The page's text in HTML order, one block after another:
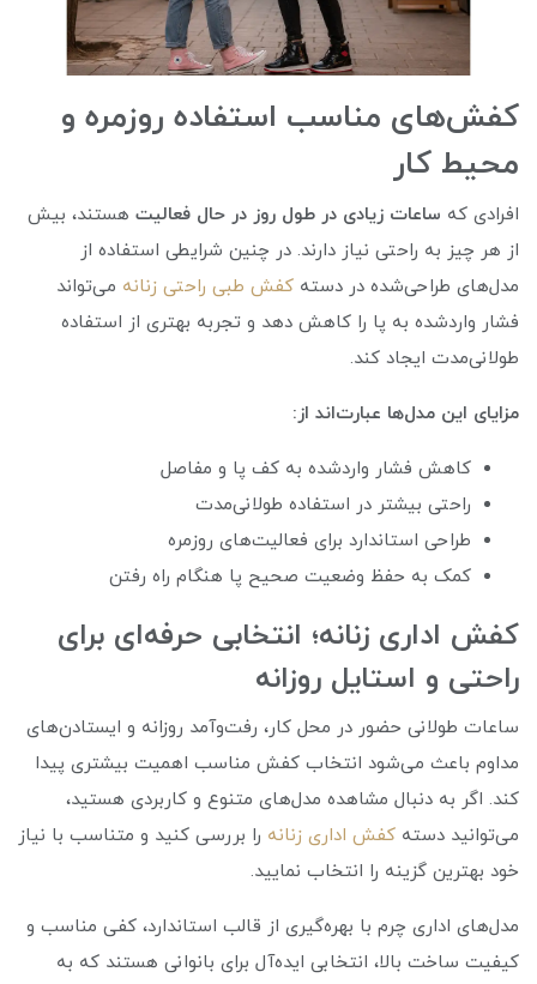
کفش‌های مناسب استفاده روزمره و
محیط کار
افرادی که ساعات زیادی در طول روز در حال فعالیت هستند، بیش
از هر چیز به راحتی نیاز دارند. در چنین شرایطی استفاده از
مدل‌های طراحی‌شده در دسته کفش طبی راحتی زنانه می‌تواند
فشار واردشده به پا را کاهش دهد و تجربه بهتری از استفاده
طولانی‌مدت ایجاد کند.
مزایای این مدل‌ها عبارت‌اند از:
کاهش فشار واردشده به کف پا و مفاصل
راحتی بیشتر در استفاده طولانی‌مدت
طراحی استاندارد برای فعالیت‌های روزمره
کمک به حفظ وضعیت صحیح پا هنگام راه رفتن
کفش اداری زنانه؛ انتخابی حرفه‌ای برای
راحتی و استایل روزانه
ساعات طولانی حضور در محل کار، رفت‌وآمد روزانه و ایستادن‌های
مداوم باعث می‌شود انتخاب کفش مناسب اهمیت بیشتری پیدا
کند. اگر به دنبال مشاهده مدل‌های متنوع و کاربردی هستید،
می‌توانید دسته کفش اداری زنانه را بررسی کنید و متناسب با نیاز
خود بهترین گزینه را انتخاب نمایید.
مدل‌های اداری چرم با بهره‌گیری از قالب استاندارد، کفی مناسب و
کیفیت ساخت بالا، انتخابی ایده‌آل برای بانوانی هستند که به